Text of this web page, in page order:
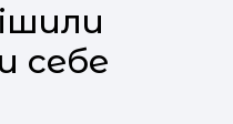
себе